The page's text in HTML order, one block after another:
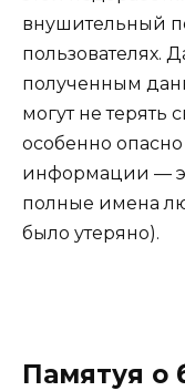
внушительный
пользователях.
полученным
могут не терять
особенно опасно
информации —
полные имена
было утеряно).
Памятуя о